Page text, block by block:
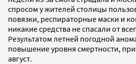
спросом у жителей столицы
повязки, респираторные маски и
никакие средства не спасали от
Результатом летней погодной
повышение уровня смертности,
август.